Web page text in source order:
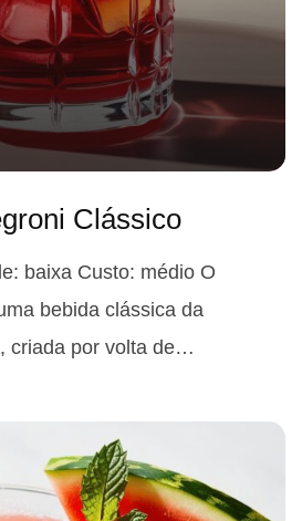
Clássico
baixa Custo: médio O
bebida clássica da
criada por volta de…